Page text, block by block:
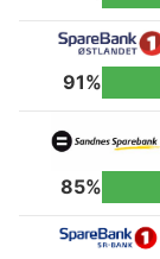
91%
85%